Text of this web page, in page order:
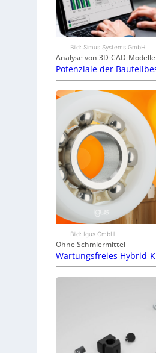
Bild: Simus Systems GmbH
Analyse von 3D-CAD-
Potenziale der
Bild: Igus GmbH
Ohne Schmiermittel
Wartungsfreies Hybrid-